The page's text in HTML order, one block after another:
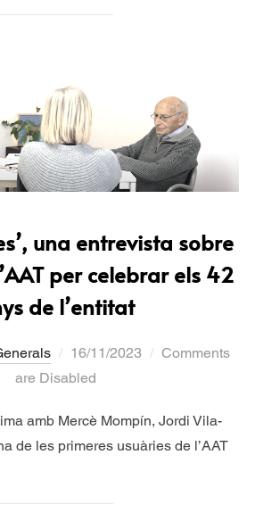
una entrevista sobre
per celebrar els 42
de l’entitat
16/11/2023
Comments
are Disabled
amb Mercè Mompín, Jordi Vila-
de les primeres usuàries de l’AAT